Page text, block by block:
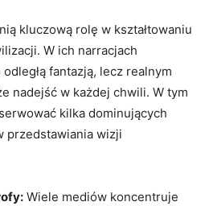
kluczową rolę w kształtowaniu
W ich narracjach
fantazją, lecz realnym
nadejść w każdej chwili. W tym
kilka dominujących
przedstawiania wizji
Wiele mediów koncentruje